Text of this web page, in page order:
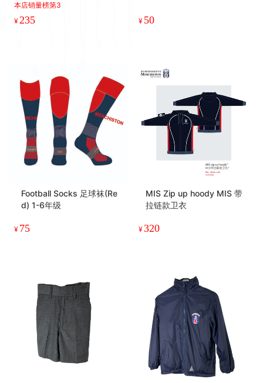
本店销量榜第3
¥235 ¥ 50
Football Socks 足球袜(Re
d) 1-6年级
¥ 75
MIS Zip up hoody MIS 带
拉链款卫衣
¥320